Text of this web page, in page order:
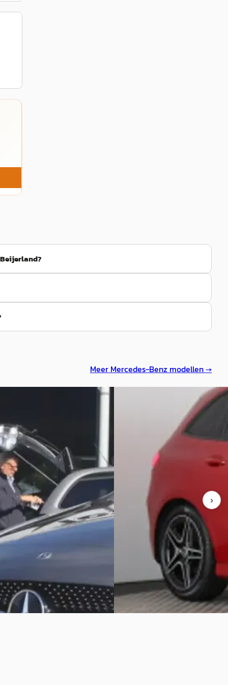
Meer Mercedes-Benz modellen →
Solution AMG
mnd
km · Benzine · Automaat
· Emmen
→
Mercedes-Benz B-Klasse
180 Business Solution AMG
v.a. € 551/mnd
Marktconform
2021 · 63.041 km · Benzine ·
Autobedrijf Koudijs· Lunteren
Bekijk aanbieding →
›